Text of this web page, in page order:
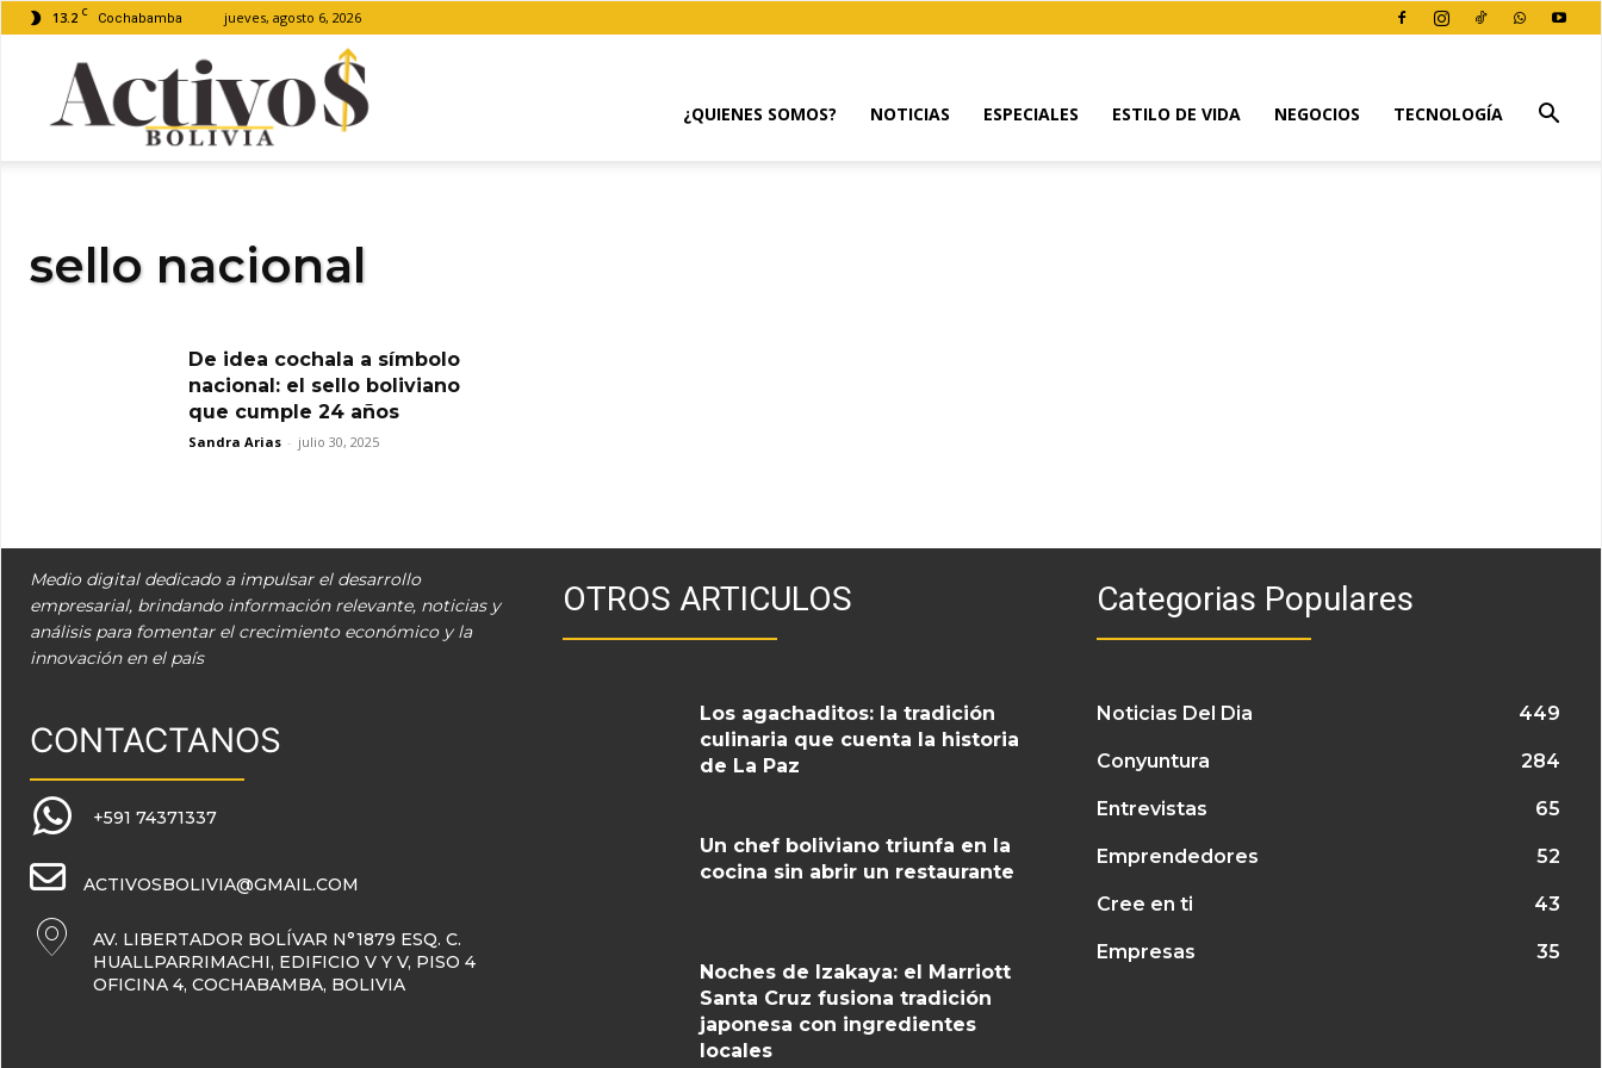
13.2 C Cochabamba jueves, agosto 6, 2026
¿QUIENES SOMOS? NOTICIAS ESPECIALES ESTILO DE VIDA NEGOCIOS TECNOLOGÍA
sello nacional
De idea cochala a símbolo
nacional: el sello boliviano
que cumple 24 años
Sandra Arias - julio 30, 2025
Medio digital dedicado a impulsar el desarrollo
empresarial, brindando información relevante, noticias y
análisis para fomentar el crecimiento económico y la
innovación en el país
CONTACTANOS
+591 74371337
ACTIVOSBOLIVIA@GMAIL.COM
AV. LIBERTADOR BOLÍVAR N°1879 ESQ. C.
HUALLPARRIMACHI, EDIFICIO V Y V, PISO 4
OFICINA 4, COCHABAMBA, BOLIVIA
OTROS ARTICULOS
Los agachaditos: la tradición
culinaria que cuenta la historia
de La Paz
Un chef boliviano triunfa en la
cocina sin abrir un restaurante
Noches de Izakaya: el Marriott
Santa Cruz fusiona tradición
japonesa con ingredientes
locales
Categorias Populares
Noticias Del Dia 449
Conyuntura 284
Entrevistas 65
Emprendedores 52
Cree en ti 43
Empresas 35